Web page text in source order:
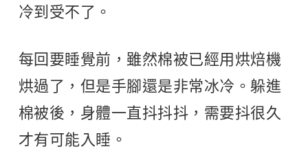
冷到受不了。
每回要睡覺前，雖然棉被已經用烘焙機
烘過了，但是手腳還是非常冰冷。躲進
棉被後，身體一直抖抖抖，需要抖很久
才有可能入睡。